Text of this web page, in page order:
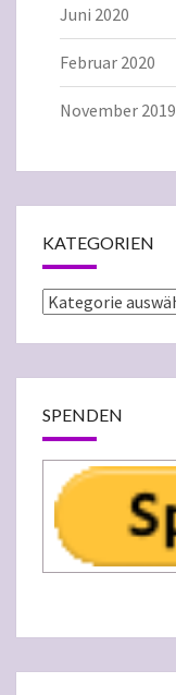
Juni 2020
Februar 2020
November 2019
KATEGORIEN
Kategorien
SPENDEN